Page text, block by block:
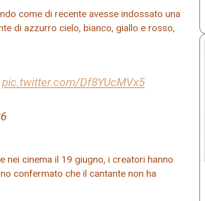
come di recente avesse indossato una
di azzurro cielo, bianco, giallo e rosso,
pic.twitter.com/Df8YUcMVx5
nei cinema il 19 giugno, i creatori hanno
confermato che il cantante non ha